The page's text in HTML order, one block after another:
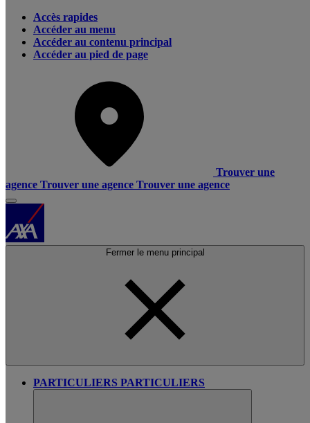
Accès rapides
Accéder au menu
Accéder au contenu principal
Accéder au pied de page
Trouver une
agence Trouver une agence Trouver une agence
Fermer le menu principal
PARTICULIERS PARTICULIERS